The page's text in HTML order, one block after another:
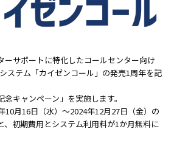
ーサポートに特化したコールセンター向け
ステム「カイゼンコール」の発売1周年を記
念キャンペーン」を実施します。
10月16日（水）～2024年12月27日（金）の
、初期費用とシステム利用料が1か月無料に